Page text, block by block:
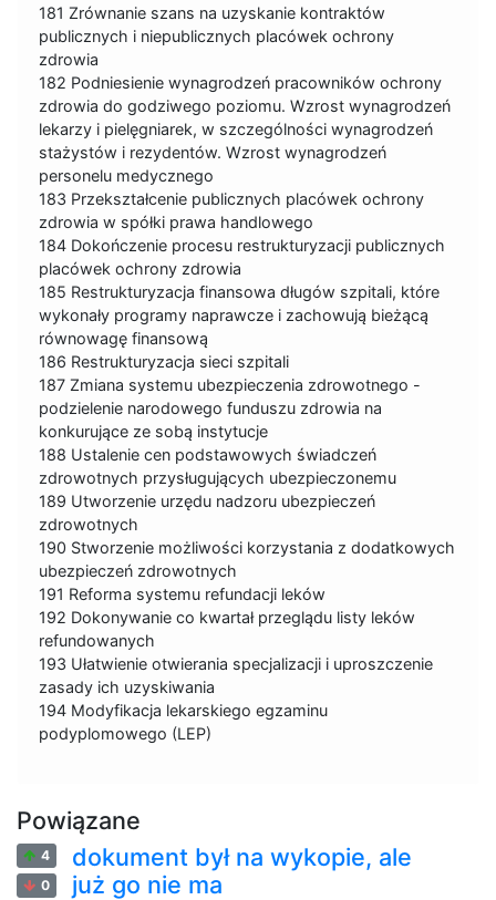
181 Zrównanie szans na uzyskanie kontraktów
publicznych i niepublicznych placówek ochrony
zdrowia
182 Podniesienie wynagrodzeń pracowników ochrony
zdrowia do godziwego poziomu. Wzrost wynagrodzeń
lekarzy i pielęgniarek, w szczególności wynagrodzeń
stażystów i rezydentów. Wzrost wynagrodzeń
personelu medycznego
183 Przekształcenie publicznych placówek ochrony
zdrowia w spółki prawa handlowego
184 Dokończenie procesu restrukturyzacji publicznych
placówek ochrony zdrowia
185 Restrukturyzacja finansowa długów szpitali, które
wykonały programy naprawcze i zachowują bieżącą
równowagę finansową
186 Restrukturyzacja sieci szpitali
187 Zmiana systemu ubezpieczenia zdrowotnego -
podzielenie narodowego funduszu zdrowia na
konkurujące ze sobą instytucje
188 Ustalenie cen podstawowych świadczeń
zdrowotnych przysługujących ubezpieczonemu
189 Utworzenie urzędu nadzoru ubezpieczeń
zdrowotnych
190 Stworzenie możliwości korzystania z dodatkowych
ubezpieczeń zdrowotnych
191 Reforma systemu refundacji leków
192 Dokonywanie co kwartał przeglądu listy leków
refundowanych
193 Ułatwienie otwierania specjalizacji i uproszczenie
zasady ich uzyskiwania
194 Modyfikacja lekarskiego egzaminu
podyplomowego (LEP)
Powiązane
4
0
dokument był na wykopie, ale
już go nie ma